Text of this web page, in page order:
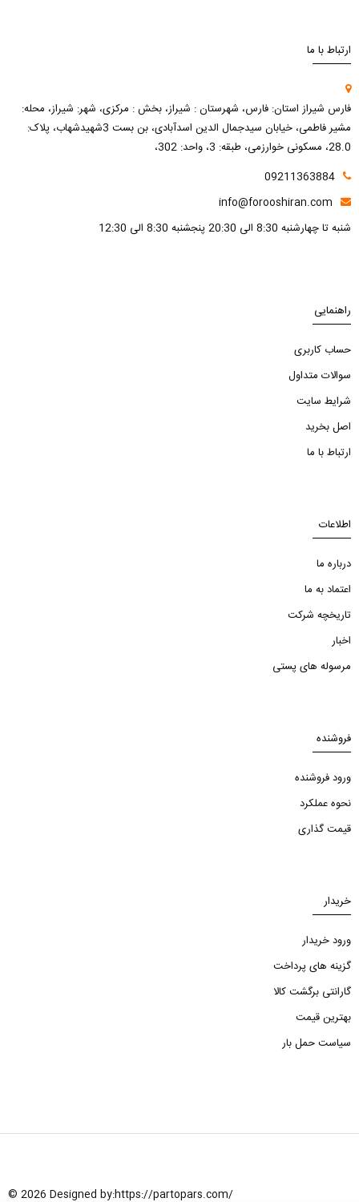
ارتباط با ما
فارس شیراز استان: فارس، شهرستان : شیراز، بخش : مرکزی، شهر: شیراز، محله:
مشیر فاطمی، خیابان سیدجمال الدین اسدآبادی، بن بست 3شهیدشهاب، پلاک:
28.0، مسکونی خوارزمی، طبقه: 3، واحد: 302،
09211363884
info@forooshiran.com
شنبه تا چهارشنبه 8:30 الی 20:30 پنجشنبه 8:30 الی 12:30
راهنمایی
حساب کاربری
سوالات متداول
شرایط سایت
اصل بخرید
ارتباط با ما
اطلاعات
درباره ما
اعتماد به ما
تاریخچه شرکت
اخبار
مرسوله های پستی
فروشنده
ورود فروشنده
نحوه عملکرد
قیمت گذاری
خریدار
ورود خریدار
گزینه های پرداخت
گارانتی برگشت کالا
بهترین قیمت
سیاست حمل بار
© 2026 Designed by:https://partopars.com/